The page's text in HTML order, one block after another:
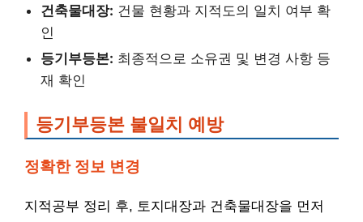
건축물대장: 건물 현황과 지적도의 일치 여부 확
인
등기부등본: 최종적으로 소유권 및 변경 사항 등
재 확인
등기부등본 불일치 예방
정확한 정보 변경
지적공부 정리 후, 토지대장과 건축물대장을 먼저